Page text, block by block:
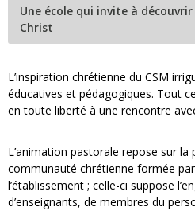
Une école qui invite à
Christ
L’inspiration chrétienne du CSM
éducatives et pédagogiques. Tout
en toute liberté à une rencontre
L’animation pastorale repose sur la
communauté chrétienne formée
l’établissement ; celle-ci suppose
d’enseignants, de membres du